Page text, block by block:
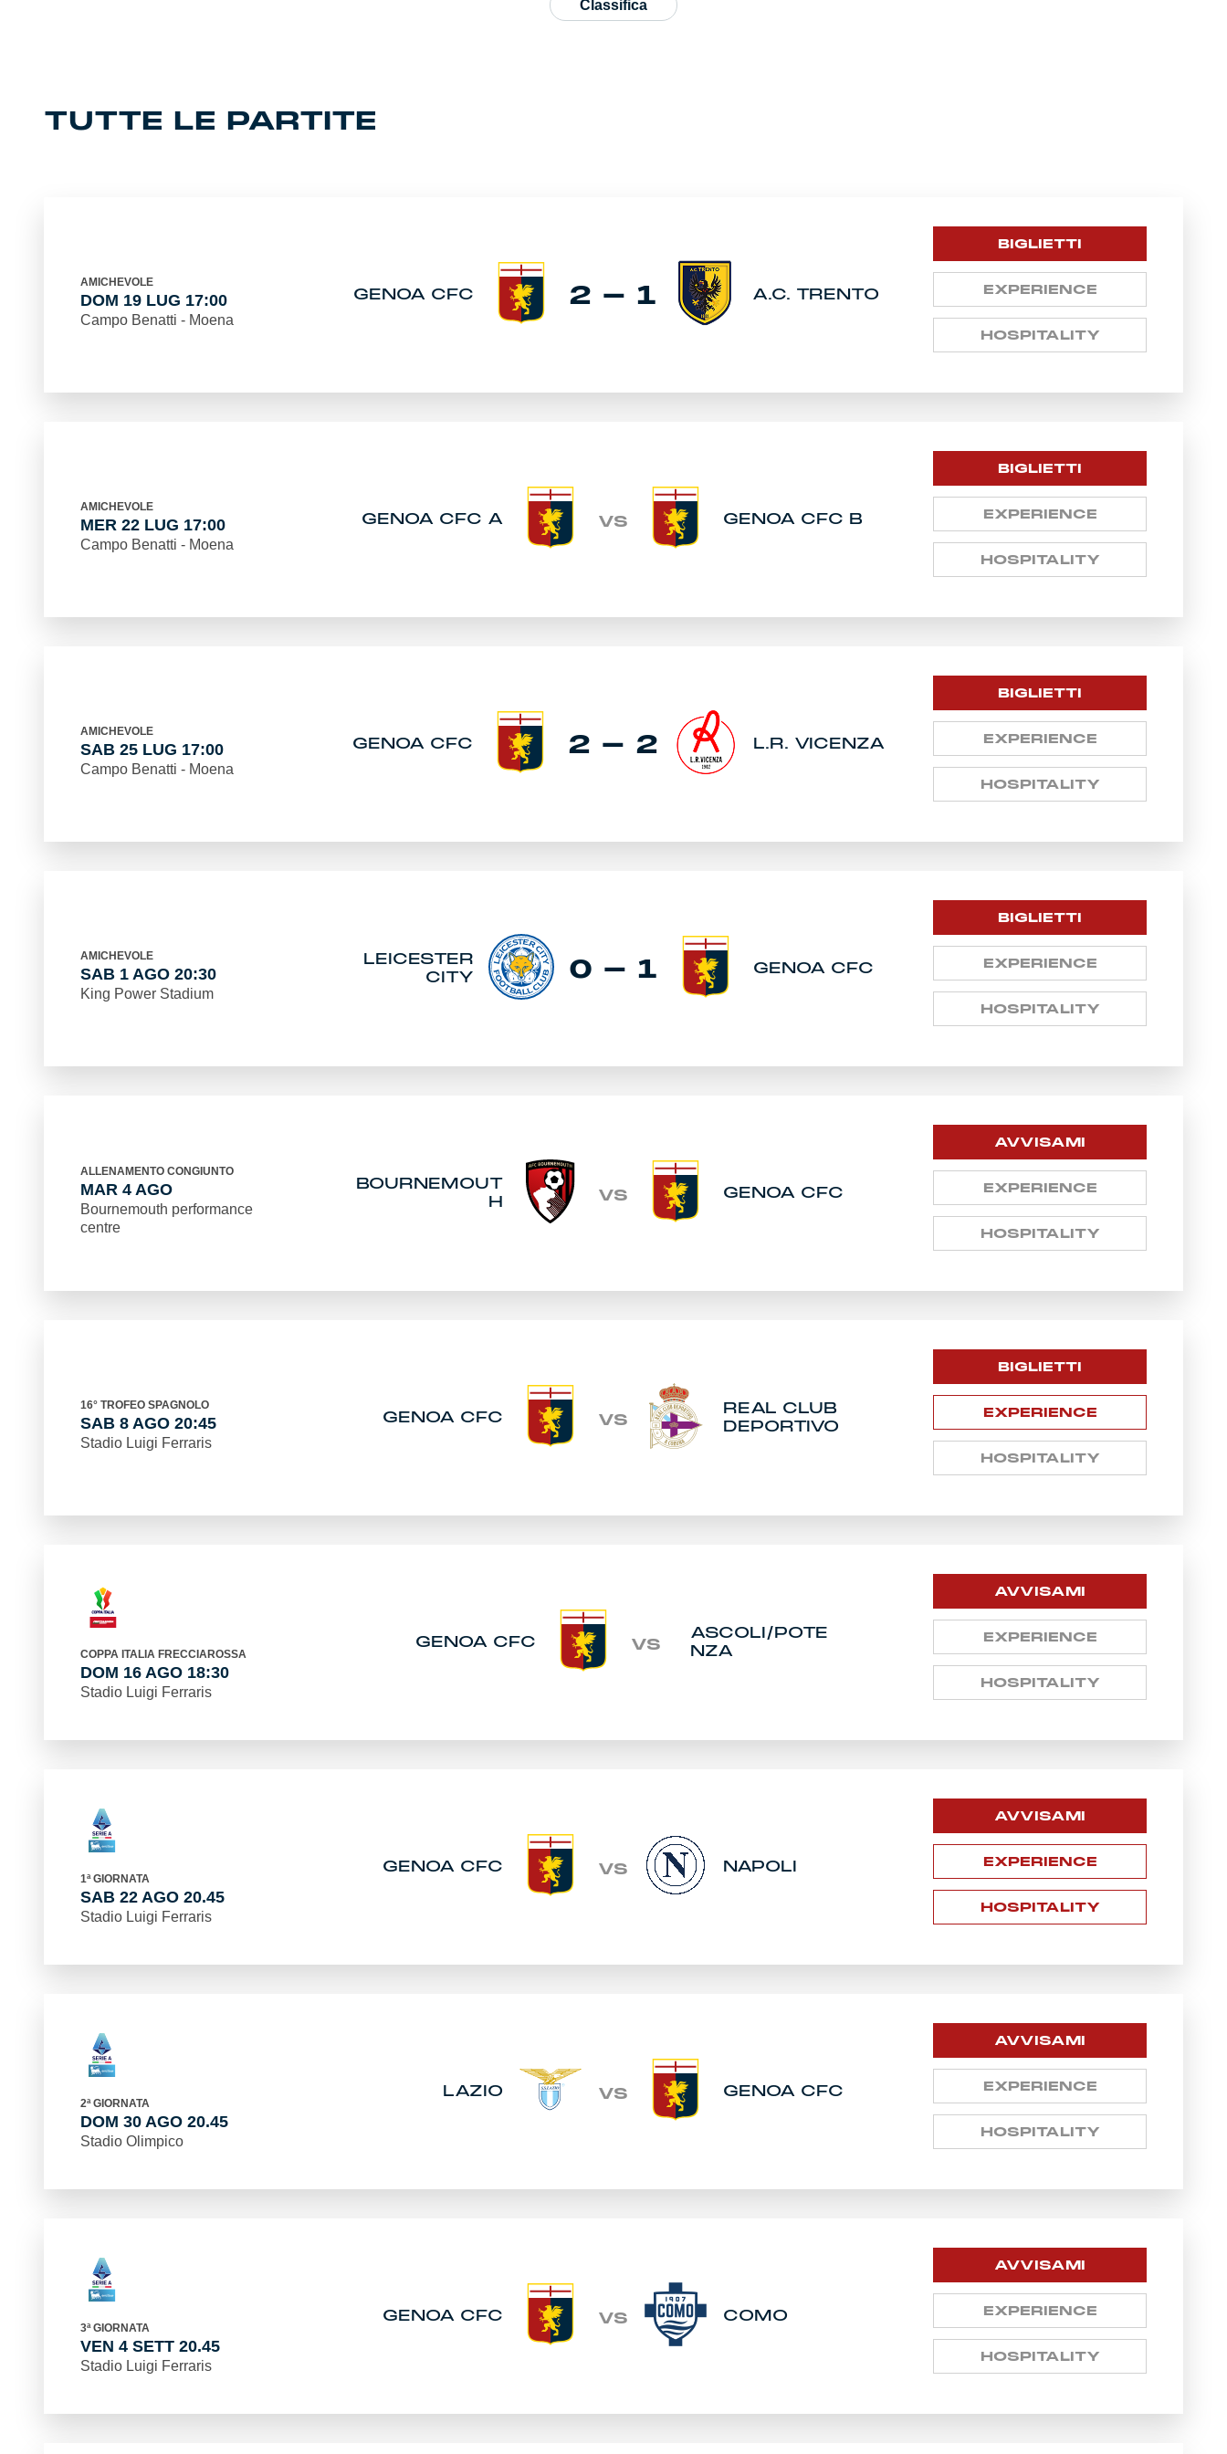
Accessori
Isolani x Genoa
Classifica
TUTTE LE PARTITE
AMICHEVOLE
DOM 19 LUG 17:00
Campo Benatti - Moena
GENOA CFC 2 - 1 A.C. TRENTO
BIGLIETTI
EXPERIENCE
HOSPITALITY
AMICHEVOLE
MER 22 LUG 17:00
Campo Benatti - Moena
GENOA CFC A VS GENOA CFC B
BIGLIETTI
EXPERIENCE
HOSPITALITY
AMICHEVOLE
SAB 25 LUG 17:00
Campo Benatti - Moena
GENOA CFC 2 - 2 L.R. VICENZA
BIGLIETTI
EXPERIENCE
HOSPITALITY
AMICHEVOLE
SAB 1 AGO 20:30
King Power Stadium
LEICESTER
CITY
0 - 1 GENOA CFC
BIGLIETTI
EXPERIENCE
HOSPITALITY
ALLENAMENTO CONGIUNTO
MAR 4 AGO
Bournemouth performance
centre
BOURNEMOUT
H
VS GENOA CFC
AVVISAMI
EXPERIENCE
HOSPITALITY
16° TROFEO SPAGNOLO
SAB 8 AGO 20:45
Stadio Luigi Ferraris
GENOA CFC VS
REAL CLUB
DEPORTIVO
BIGLIETTI
EXPERIENCE
HOSPITALITY
COPPA ITALIA FRECCIAROSSA
DOM 16 AGO 18:30
Stadio Luigi Ferraris
GENOA CFC VS
ASCOLI/POTE
NZA
AVVISAMI
EXPERIENCE
HOSPITALITY
1ª GIORNATA
SAB 22 AGO 20.45
Stadio Luigi Ferraris
GENOA CFC VS NAPOLI
AVVISAMI
EXPERIENCE
HOSPITALITY
2ª GIORNATA
DOM 30 AGO 20.45
Stadio Olimpico
LAZIO VS GENOA CFC
AVVISAMI
EXPERIENCE
HOSPITALITY
3ª GIORNATA
VEN 4 SETT 20.45
Stadio Luigi Ferraris
GENOA CFC VS COMO
AVVISAMI
EXPERIENCE
HOSPITALITY